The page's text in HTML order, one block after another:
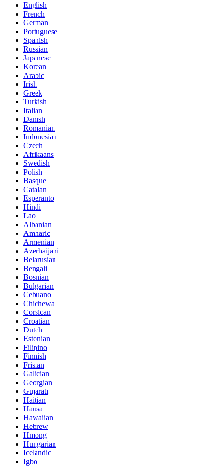
English
French
German
Portuguese
Spanish
Russian
Japanese
Korean
Arabic
Irish
Greek
Turkish
Italian
Danish
Romanian
Indonesian
Czech
Afrikaans
Swedish
Polish
Basque
Catalan
Esperanto
Hindi
Lao
Albanian
Amharic
Armenian
Azerbaijani
Belarusian
Bengali
Bosnian
Bulgarian
Cebuano
Chichewa
Corsican
Croatian
Dutch
Estonian
Filipino
Finnish
Frisian
Galician
Georgian
Gujarati
Haitian
Hausa
Hawaiian
Hebrew
Hmong
Hungarian
Icelandic
Igbo